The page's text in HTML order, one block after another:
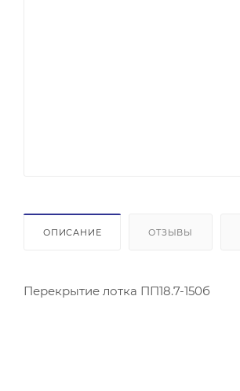
ОПИСАНИЕ ОТЗЫВЫ
Перекрытие лотка ПП18.7-150б